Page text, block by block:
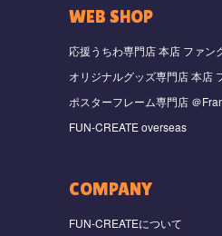
WEB SHOP
応援うちわ専門店 本店 ファン
オリジナルグッズ専門店 本店
ポスターフレーム専門店 ＠
FUN-CREATE overseas
COMPANY
FUN-CREATEについて